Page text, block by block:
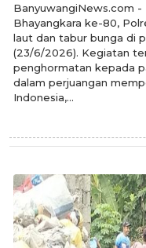
BanyuwangiNews.com
Bhayangkara ke-80,
laut dan tabur bunga di
(23/6/2026). Kegiatan
penghormatan kepada
dalam perjuangan
Indonesia,...